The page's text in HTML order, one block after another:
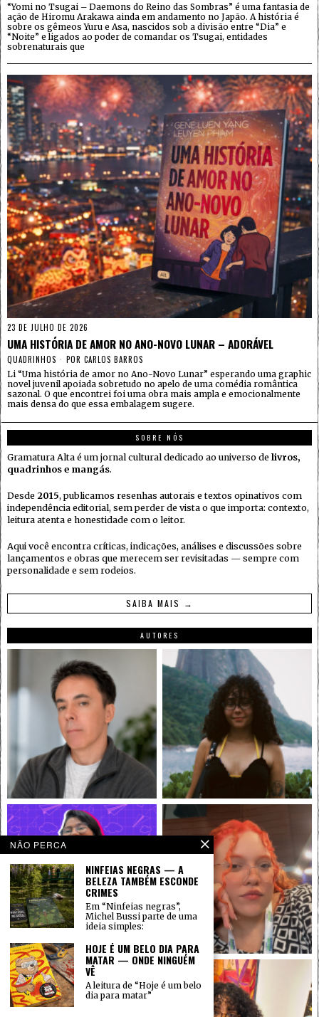
“Yomi no Tsugai – Daemons do Reino das Sombras” é uma fantasia de
ação de Hiromu Arakawa ainda em andamento no Japão. A história é
sobre os gêmeos Yuru e Asa, nascidos sob a divisão entre “Dia” e
“Noite” e ligados ao poder de comandar os Tsugai, entidades
sobrenaturais que
23 DE JULHO DE 2026
UMA HISTÓRIA DE AMOR NO ANO-NOVO LUNAR – ADORÁVEL
QUADRINHOS POR CARLOS BARROS
Li “Uma história de amor no Ano-Novo Lunar” esperando uma graphic
novel juvenil apoiada sobretudo no apelo de uma comédia romântica
sazonal. O que encontrei foi uma obra mais ampla e emocionalmente
mais densa do que essa embalagem sugere.
SOBRE NÓS
Gramatura Alta é um jornal cultural dedicado ao universo de livros,
quadrinhos e mangás.
Desde 2015, publicamos resenhas autorais e textos opinativos com
independência editorial, sem perder de vista o que importa: contexto,
leitura atenta e honestidade com o leitor.
Aqui você encontra críticas, indicações, análises e discussões sobre
lançamentos e obras que merecem ser revisitadas — sempre com
personalidade e sem rodeios.
SAIBA MAIS →
AUTORES
NÃO PERCA
NINFEIAS NEGRAS — A
BELEZA TAMBÉM ESCONDE
CRIMES
Em “Ninfeias negras”,
Michel Bussi parte de uma
ideia simples:
HOJE É UM BELO DIA PARA
MATAR — ONDE NINGUÉM
VÊ
A leitura de “Hoje é um belo
dia para matar”